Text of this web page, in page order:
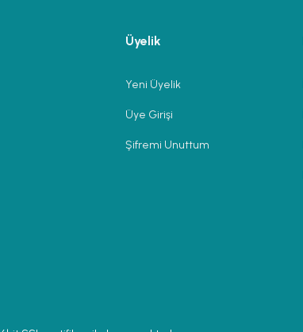
Üyelik
Yeni Üyelik
Üye Girişi
Şifremi Unuttum